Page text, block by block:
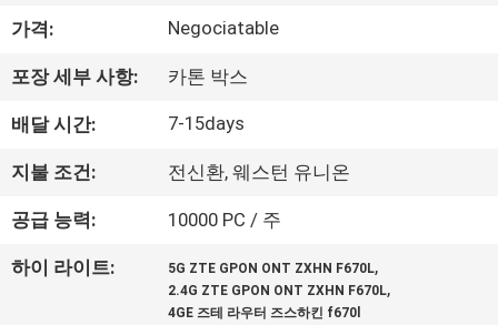
대
공
장
여
가격: Negociatable
포장 세부 사항: 카톤 박스
배달 시간: 7-15days
지불 조건: 전신환, 웨스턴 유니온
공급 능력: 10000 PC / 주
하이 라이트: 5G ZTE GPON ONT ZXHN F670L,
2.4G ZTE GPON ONT ZXHN F670L,
4GE 즈테 라우터 즈스하킨 f670l